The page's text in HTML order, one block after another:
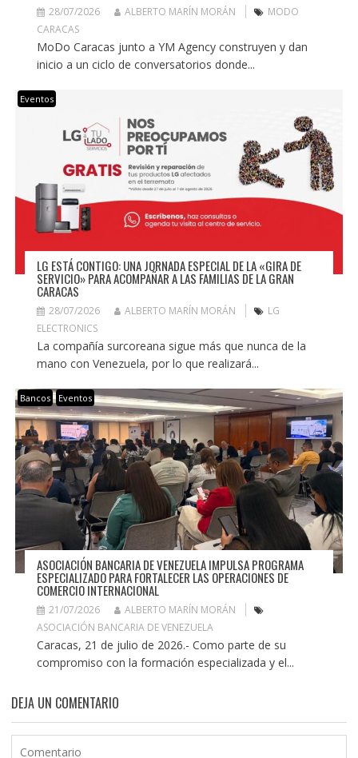
28/07/2026 ALBERTO MARÍN MORÁN
MODO
CARACAS
MoDo Caracas junto a YM Agency construyen y dan
inicio a un ciclo de conversatorios donde...
Eventos
LG ESTÁ CONTIGO: UNA JORNADA ESPECIAL DE LA «GIRA DE
SERVICIO» PARA ACOMPAÑAR A LAS FAMILIAS DE LA GRAN
CARACAS
28/07/2026 ALBERTO MARÍN MORÁN
LG
ELECTRONICS
La compañía surcoreana sigue más que nunca de la
mano con Venezuela, por lo que realizará...
Bancos Eventos
ASOCIACIÓN BANCARIA DE VENEZUELA IMPULSA PROGRAMA
ESPECIALIZADO PARA FORTALECER LAS OPERACIONES DE
COMERCIO INTERNACIONAL
21/07/2026
ALBERTO MARÍN MORÁN
ASOCIACIÓN BANCARIA DE VENEZUELA
Caracas, 21 de julio de 2026.- Como parte de su
compromiso con la formación especializada y el...
DEJA UN COMENTARIO